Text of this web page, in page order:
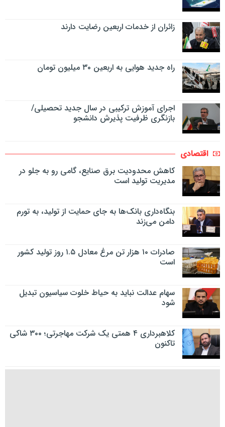
زائران از خدمات اربعین رضایت دارند
راه جدید هوایی به اربعین ۳۰ میلیون تومان
اجرای آموزش ترکیبی در سال جدید تحصیلی/
بازنگری ظرفیت پذیرش دانشجو
اقتصادی
کاهش محدودیت برق صنایع، گامی رو به جلو در
مدیریت تولید است
بنگاه‌داری بانک‌ها به جای حمایت از تولید، به تورم
دامن می‌زند
صادرات ۱۰ هزار تن مرغ معادل ۱.۵ روز تولید کشور
است
سهام عدالت نباید به حیاط خلوت سیاسیون تبدیل
شود
کلاهبرداری ۴ همتی یک شرکت مهاجرتی؛ ۳۰۰ شاکی
تاکنون